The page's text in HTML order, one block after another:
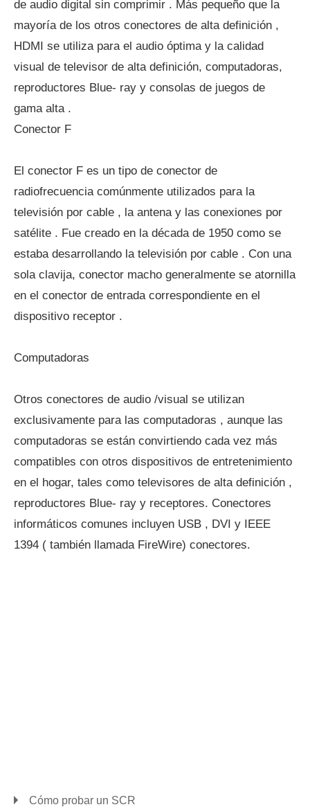
de audio digital sin comprimir . Más pequeño que la
mayoría de los otros conectores de alta definición ,
HDMI se utiliza para el audio óptima y la calidad
visual de televisor de alta definición, computadoras,
reproductores Blue- ray y consolas de juegos de
gama alta .
Conector F
El conector F es un tipo de conector de
radiofrecuencia comúnmente utilizados para la
televisión por cable , la antena y las conexiones por
satélite . Fue creado en la década de 1950 como se
estaba desarrollando la televisión por cable . Con una
sola clavija, conector macho generalmente se atornilla
en el conector de entrada correspondiente en el
dispositivo receptor .
Computadoras
Otros conectores de audio /visual se utilizan
exclusivamente para las computadoras , aunque las
computadoras se están convirtiendo cada vez más
compatibles con otros dispositivos de entretenimiento
en el hogar, tales como televisores de alta definición ,
reproductores Blue- ray y receptores. Conectores
informáticos comunes incluyen USB , DVI y IEEE
1394 ( también llamada FireWire) conectores.
Cómo probar un SCR